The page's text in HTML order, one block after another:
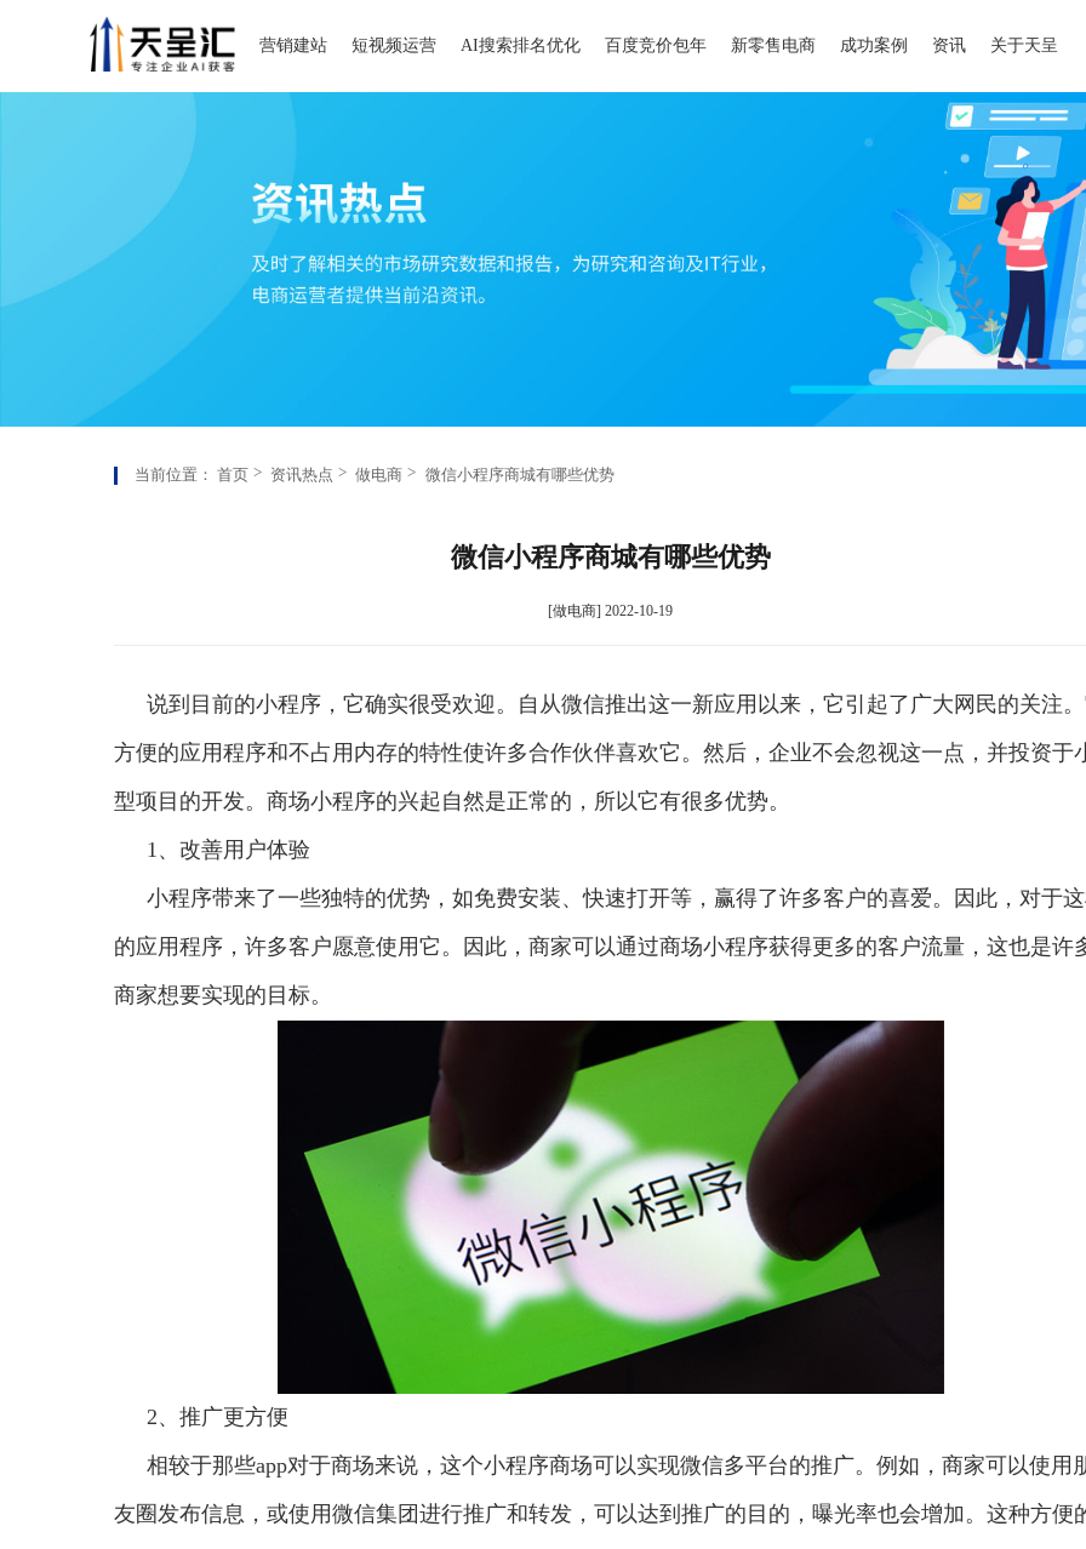
营销建站 短视频运营 AI搜索排名优化 百度竞价包年 新零售电商 成功案例 资讯 关于天呈
当前位置： 首页 资讯热点 做电商 微信小程序商城有哪些优势
微信小程序商城有哪些优势
[做电商] 2022-10-19
说到目前的小程序，它确实很受欢迎。自从微信推出这一新应用以来，它引起了广大网民的关注
方便的应用程序和不占用内存的特性使许多合作伙伴喜欢它。然后，企业不会忽视这一点，并投资于
型项目的开发。商场小程序的兴起自然是正常的，所以它有很多优势。
1、改善用户体验
小程序带来了一些独特的优势，如免费安装、快速打开等，赢得了许多客户的喜爱。因此，对于
的应用程序，许多客户愿意使用它。因此，商家可以通过商场小程序获得更多的客户流量，这也是许
商家想要实现的目标。
2、推广更方便
相较于那些app对于商场来说，这个小程序商场可以实现微信多平台的推广。例如，商家可以使用
友圈发布信息，或使用微信集团进行推广和转发，可以达到推广的目的，曝光率也会增加。这种方便